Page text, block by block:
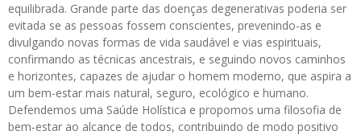
equilibrada. Grande parte das doenças degenerativas poderia ser
evitada se as pessoas fossem conscientes, prevenindo-as e
divulgando novas formas de vida saudável e vias espirituais,
confirmando as técnicas ancestrais, e seguindo novos caminhos
e horizontes, capazes de ajudar o homem moderno, que aspira a
um bem-estar mais natural, seguro, ecológico e humano.
Defendemos uma Saúde Holística e propomos uma filosofia de
bem-estar ao alcance de todos, contribuindo de modo positivo